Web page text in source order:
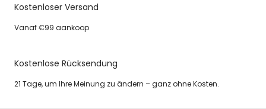
Kostenloser Versand
Vanaf €99 aankoop
Kostenlose Rücksendung
21 Tage, um Ihre Meinung zu ändern – ganz ohne Kosten.